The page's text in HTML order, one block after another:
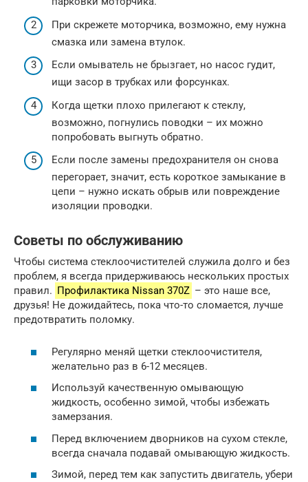
При скрежете моторчика, возможно, ему нужна
смазка или замена втулок.
Если омыватель не брызгает, но насос гудит,
ищи засор в трубках или форсунках.
Когда щетки плохо прилегают к стеклу,
возможно, погнулись поводки – их можно
попробовать выгнуть обратно.
Если после замены предохранителя он снова
перегорает, значит, есть короткое замыкание в
цепи – нужно искать обрыв или повреждение
изоляции проводки.
Советы по обслуживанию
Чтобы система стеклоочистителей служила долго и без
проблем, я всегда придерживаюсь нескольких простых
правил. Профилактика Nissan 370Z – это наше все,
друзья! Не дожидайтесь, пока что-то сломается, лучше
предотвратить поломку.
Регулярно меняй щетки стеклоочистителя,
желательно раз в 6-12 месяцев.
Используй качественную омывающую
жидкость, особенно зимой, чтобы избежать
замерзания.
Перед включением дворников на сухом стекле,
всегда сначала подавай омывающую жидкость.
Зимой, перед тем как запустить двигатель, убери